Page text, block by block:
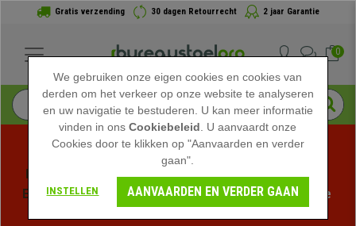
Gratis verzending 30 dagen Retourrecht 2 jaar Garantie
0
Profiteer van de Zomeruitverkoop bij bureaustoelpro!
Exclusieve kortingen voor een beperkte tijd - Bekijk de
We gebruiken onze eigen cookies en cookies van
derden om het verkeer op onze website te analyseren
en uw navigatie te bestuderen. U kan meer informatie
vinden in onsCookiebeleid . U aanvaardt onze
Cookies door te klikken op "Aanvaarden en verder
gaan".
INSTELLEN AANVAARDEN EN VERDER GAAN